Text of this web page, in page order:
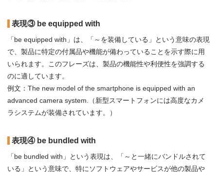
表現③ be equipped with
「be equipped with」は、「～を装備している」という意味の表現
で、製品に特定の付属品や機能が備わっていることを示す際に用
いられます。このフレーズは、製品の機能性や利便性を強調する
のに適しています。
例文：The new model of the smartphone is equipped with an
advanced camera system.（新型スマートフォンには高度なカメ
ラシステムが装備されています。）
表現④ be bundled with
「be bundled with」という表現は、「～と一緒にバンドルされて
いる」という意味で、特にソフトウェアやサービスが他の製品や